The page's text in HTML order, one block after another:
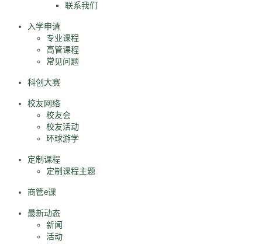
联系我们
入学申请
专业课程
高管课程
常见问题
科创大赛
校友网络
校友会
校友活动
环球游学
定制课程
定制课程主题
商管e课
最新动态
新闻
活动